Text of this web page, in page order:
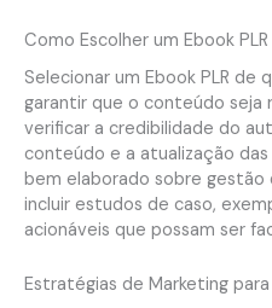
Como Escolher um Ebook
Selecionar um Ebook PLR de
garantir que o conteúdo
verificar a credibilidade do
conteúdo e a atualização das
bem elaborado sobre
incluir estudos de caso,
acionáveis que possam ser
Estratégias de Marketing para